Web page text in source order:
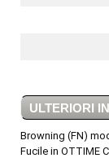
ULTERIORI
Browning (FN)
Fucile in OTTIME